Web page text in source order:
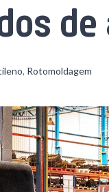
, Rotomoldagem